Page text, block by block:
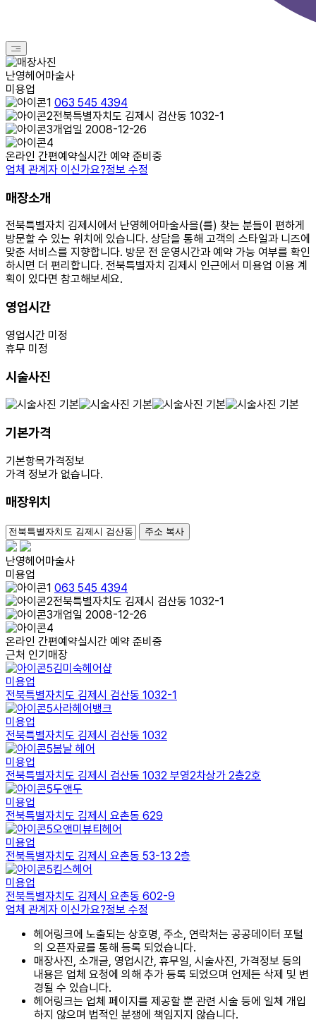
난영헤어마술사
미용업
063 545 4394
전북특별자치도 김제시 검산동 1032-1
개업일 2008-12-26
온라인 간편예약실시간 예약 준비중
업체 관계자 이신가요?정보 수정
매장소개
전북특별자치 김제시에서 난영헤어마술사을(를) 찾는 분들이 편하게
방문할 수 있는 위치에 있습니다. 상담을 통해 고객의 스타일과 니즈에
맞춘 서비스를 지향합니다. 방문 전 운영시간과 예약 가능 여부를 확인
하시면 더 편리합니다. 전북특별자치 김제시 인근에서 미용업 이용 계
획이 있다면 참고해보세요.
영업시간
영업시간 미정
휴무 미정
시술사진
기본가격
기본항목가격정보
가격 정보가 없습니다.
매장위치
주소 복사
난영헤어마술사
미용업
063 545 4394
전북특별자치도 김제시 검산동 1032-1
개업일 2008-12-26
온라인 간편예약실시간 예약 준비중
근처 인기매장
김미숙헤어샵
미용업
전북특별자치도 김제시 검산동 1032-1
사라헤어뱅크
미용업
전북특별자치도 김제시 검산동 1032
봄날 헤어
미용업
전북특별자치도 김제시 검산동 1032 부영2차상가 2층2호
두앤두
미용업
전북특별자치도 김제시 요촌동 629
오앤미뷰티헤어
미용업
전북특별자치도 김제시 요촌동 53-13 2층
킴스헤어
미용업
전북특별자치도 김제시 요촌동 602-9
업체 관계자 이신가요?정보 수정
헤어링크에 노출되는 상호명, 주소, 연락처는 공공데이터 포털
의 오픈자료를 통해 등록 되었습니다.
매장사진, 소개글, 영업시간, 휴무일, 시술사진, 가격정보 등의
내용은 업체 요청에 의해 추가 등록 되었으며 언제든 삭제 및 변
경될 수 있습니다.
헤어링크는 업체 페이지를 제공할 뿐 관련 시술 등에 일체 개입
하지 않으며 법적인 분쟁에 책임지지 않습니다.